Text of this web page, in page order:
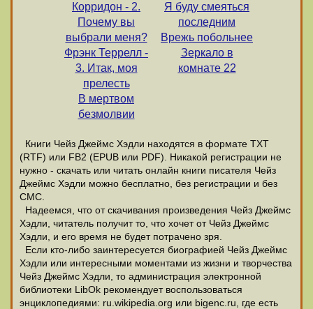
Корридон - 2.
Почему вы
выбрали меня?
Фрэнк Террелл -
3. Итак, моя
прелесть
В мертвом
безмолвии
Я буду смеяться
последним
Врежь побольнее
Зеркало в
комнате 22
Книги Чейз Джеймс Хэдли находятся в формате ТХТ
(RTF) или FB2 (EPUB или PDF). Никакой регистрации не
нужно - скачать или читать онлайн книги писателя Чейз
Джеймс Хэдли можно бесплатно, без регистрации и без
СМС.
Надеемся, что от скачивания произведения Чейз Джеймс
Хэдли, читатель получит то, что хочет от Чейз Джеймс
Хэдли, и его время не будет потрачено зря.
Если кто-либо заинтересуется биографией Чейз Джеймс
Хэдли или интересными моментами из жизни и творчества
Чейз Джеймс Хэдли, то администрация электронной
библиотеки LibOk рекомендует воспользоваться
энциклопедиями: ru.wikipedia.org или bigenc.ru, где есть